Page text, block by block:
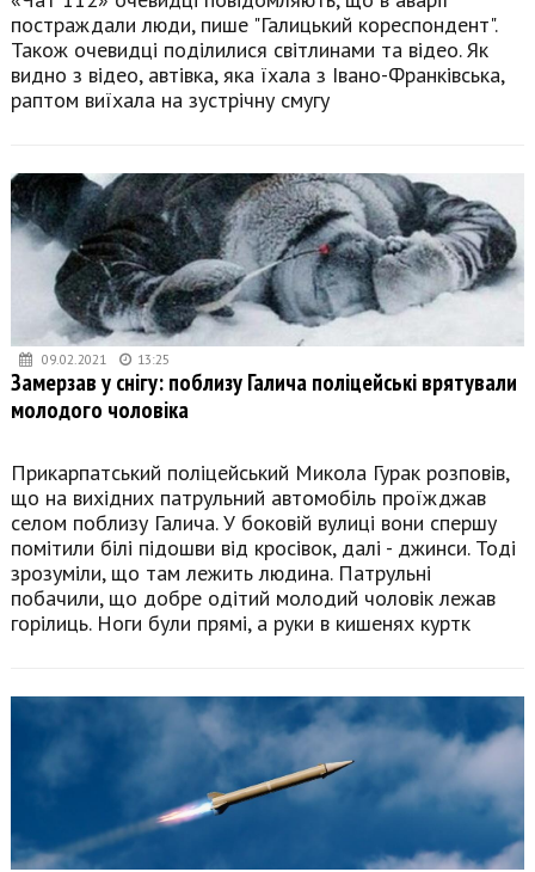
постраждали люди, пише "Галицький кореспондент".
Також очевидці поділилися світлинами та відео. Як
видно з відео, автівка, яка їхала з Івано-Франківська,
раптом виїхала на зустрічну смугу
09.02.2021 13:25
Замерзав у снігу: поблизу Галича поліцейські врятували
молодого чоловіка
Прикарпатський поліцейський Микола Гурак розповів,
що на вихідних патрульний автомобіль проїжджав
селом поблизу Галича. У боковій вулиці вони спершу
помітили білі підошви від кросівок, далі - джинси. Тоді
зрозуміли, що там лежить людина. Патрульні
побачили, що добре одітий молодий чоловік лежав
горілиць. Ноги були прямі, а руки в кишенях куртк